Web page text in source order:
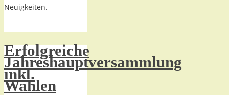
Neuigkeiten.
Erfolgreiche
Jahreshauptversammlung
inkl.
Wahlen